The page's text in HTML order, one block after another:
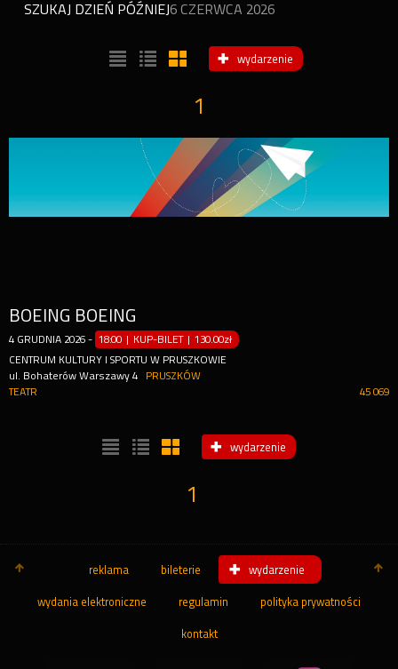
SZUKAJ DZIEŃ PÓŹNIEJ6 CZERWCA 2026
wydarzenie
1
BOEING BOEING
4 GRUDNIA 2026 - 18:00 | KUP-BILET |130.00zł
CENTRUM KULTURY I SPORTU W PRUSZKOWIE
ul. Bohaterów Warszawy 4
PRUSZKÓW
45 069
TEATR
wydarzenie
1
reklama bileterie wydarzenie
wydania elektroniczne regulamin polityka prywatności
kontakt